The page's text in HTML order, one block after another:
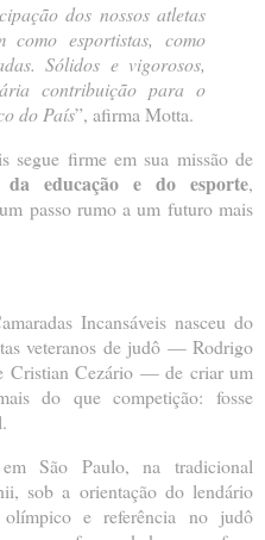
dos nossos atletas
como esportistas, como
Sólidos e vigorosos,
contribuição para o
do País”, afirma Motta.
segue firme em sua missão de
educação e do esporte,
passo rumo a um futuro mais
Incansáveis nasceu do
veteranos de judô — Rodrigo
Cristian Cezário — de criar um
do que competição: fosse
São Paulo, na tradicional
sob a orientação do lendário
e referência no judô